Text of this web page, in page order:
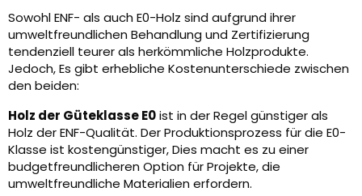
Sowohl ENF- als auch E0-Holz sind aufgrund ihrer
umweltfreundlichen Behandlung und Zertifizierung
tendenziell teurer als herkömmliche Holzprodukte.
Jedoch, Es gibt erhebliche Kostenunterschiede zwischen
den beiden:
Holz der Güteklasse E0ist in der Regel günstiger als
Holz der ENF-Qualität. Der Produktionsprozess für die E0-
Klasse ist kostengünstiger, Dies macht es zu einer
budgetfreundlicheren Option für Projekte, die
umweltfreundliche Materialien erfordern.